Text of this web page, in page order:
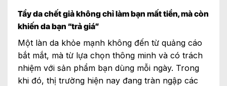
Tẩy da chết giả không chỉ làm bạn mất tiền, mà còn
khiến da bạn “trả giá”
Một làn da khỏe mạnh không đến từ quảng cáo
bắt mắt, mà từ lựa chọn thông minh và có trách
nhiệm với sản phẩm bạn dùng mỗi ngày. Trong
khi đó, thị trường hiện nay đang tràn ngập các